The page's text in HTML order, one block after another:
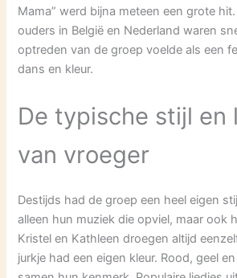
Mama” werd bijna meteen een grote
ouders in België en Nederland waren
optreden van de groep voelde als een
dans en kleur.
De typische stijl en
van vroeger
Destijds had de groep een heel eigen
alleen hun muziek die opviel, maar ook
Kristel en Kathleen droegen altijd
jurkje had een eigen kleur. Rood, geel